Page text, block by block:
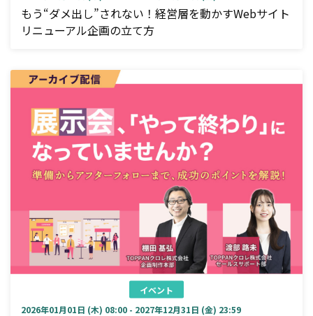
もう“ダメ出し”されない！経営層を動かすWebサイト
リニューアル企画の立て方
イベント
2026年01月01日 (木) 08:00 - 2027年12月31日 (金) 23:59